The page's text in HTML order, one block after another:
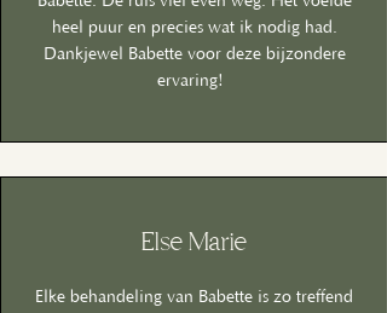
heel puur en precies wat ik nodig had.
Dankjewel Babette voor deze bijzondere
ervaring!
Else Marie
Elke behandeling van Babette is zo treffend